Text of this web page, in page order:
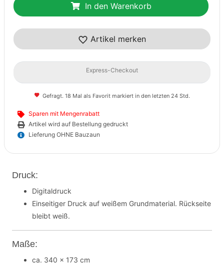
In den Warenkorb
Artikel merken
Express-Checkout
Gefragt. 18 Mal als Favorit markiert in den letzten 24 Std.
Sparen mit Mengenrabatt
Artikel wird auf Bestellung gedruckt
Lieferung OHNE Bauzaun
Druck:
Digitaldruck
Einseitiger Druck auf weißem Grundmaterial. Rückseite
bleibt weiß.
Maße:
ca. 340 x 173 cm